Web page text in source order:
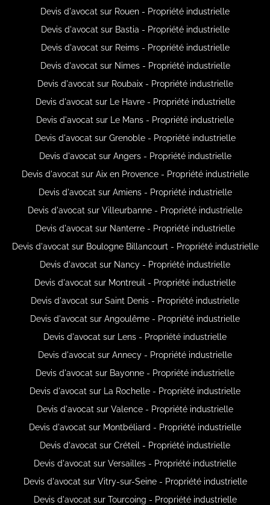
Devis d'avocat sur Rouen - Propriété industrielle
Devis d'avocat sur Bastia - Propriété industrielle
Devis d'avocat sur Reims - Propriété industrielle
Devis d'avocat sur Nimes - Propriété industrielle
Devis d'avocat sur Roubaix - Propriété industrielle
Devis d'avocat sur Le Havre - Propriété industrielle
Devis d'avocat sur Le Mans - Propriété industrielle
Devis d'avocat sur Grenoble - Propriété industrielle
Devis d'avocat sur Angers - Propriété industrielle
Devis d'avocat sur Aix en Provence - Propriété industrielle
Devis d'avocat sur Amiens - Propriété industrielle
Devis d'avocat sur Villeurbanne - Propriété industrielle
Devis d'avocat sur Nanterre - Propriété industrielle
Devis d'avocat sur Boulogne Billancourt - Propriété industrielle
Devis d'avocat sur Nancy - Propriété industrielle
Devis d'avocat sur Montreuil - Propriété industrielle
Devis d'avocat sur Saint Denis - Propriété industrielle
Devis d'avocat sur Angoulême - Propriété industrielle
Devis d'avocat sur Lens - Propriété industrielle
Devis d'avocat sur Annecy - Propriété industrielle
Devis d'avocat sur Bayonne - Propriété industrielle
Devis d'avocat sur La Rochelle - Propriété industrielle
Devis d'avocat sur Valence - Propriété industrielle
Devis d'avocat sur Montbéliard - Propriété industrielle
Devis d'avocat sur Créteil - Propriété industrielle
Devis d'avocat sur Versailles - Propriété industrielle
Devis d'avocat sur Vitry-sur-Seine - Propriété industrielle
Devis d'avocat sur Tourcoing - Propriété industrielle